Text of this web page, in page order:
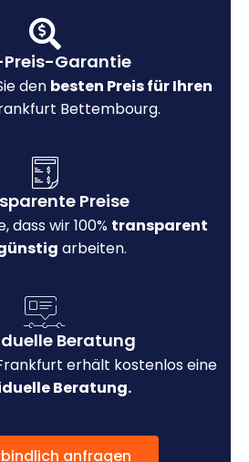
Garantie
den besten Preis für Ihren
Bettembourg.
Preise
dass wir 100% transparent
arbeiten.
Beratung
erhält kostenlos eine
Beratung.
anfragen